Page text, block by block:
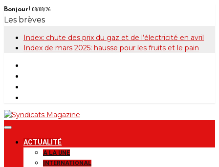
Skip
to
Bonjour! 08/08/26
Les brèves
Index: chute des prix du gaz et de l’électricité en avril
Index de mars 2025: hausse pour les fruits et le pain
Syndicats
Magazine
Le magazine de la FGTB
ACTUALITÉ
A LA UNE
INTERNATIONAL